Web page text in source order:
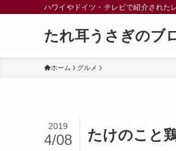
ハワイやドイツ・テレビで紹介された
たれ耳うさぎのブ
ホーム グルメ
たけのこと
2019
4/08